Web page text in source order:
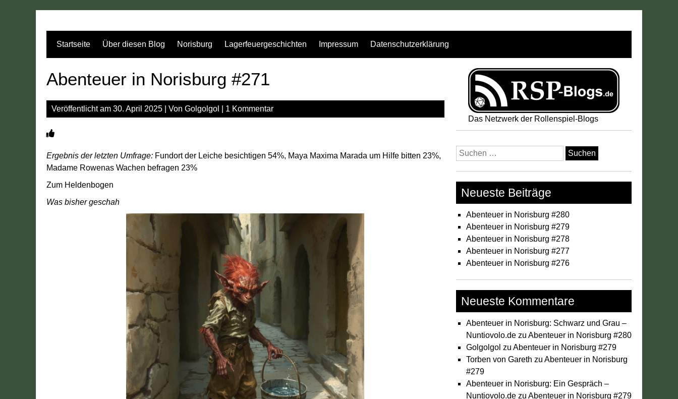
Startseite
Über diesen Blog Norisburg Lagerfeuergeschichten Impressum Datenschutzerklärung
Abenteuer in Norisburg #271
Veröffentlicht am 30. April 2025 | Von Golgolgol 1 Kommentar
Ergebnis der letzten Umfrage: Fundort der Leiche besichtigen 54%, Maya Maxima Marada um Hilfe bitten 23%,
Madame Rowenas Wachen befragen 23%
Zum Heldenbogen
Was bisher geschah
Das Netzwerk der Rollenspiel-Blogs
Suchen
nach:
Neueste Beiträge
Abenteuer in Norisburg #280
Abenteuer in Norisburg #279
Abenteuer in Norisburg #278
Abenteuer in Norisburg #277
Abenteuer in Norisburg #276
Neueste Kommentare
Abenteuer in Norisburg: Schwarz und Grau –
Nuntiovolo.de zu Abenteuer in Norisburg #280
Golgolgol zu Abenteuer in Norisburg #279
Torben von Gareth zu Abenteuer in Norisburg
#279
Abenteuer in Norisburg: Ein Gespräch –
Nuntiovolo.de zu Abenteuer in Norisburg #279